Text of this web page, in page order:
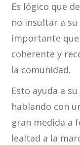
Es lógico que
no insultar a
importante
coherente y
la comunidad.
Esto ayuda a
hablando con
gran medida a
lealtad a la